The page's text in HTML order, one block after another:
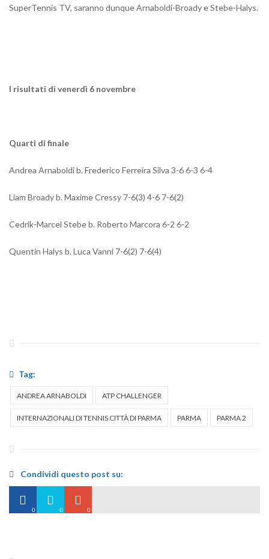
SuperTennis TV, saranno dunque Arnaboldi-Broady e Stebe-Halys.
I risultati di venerdì 6 novembre
Quarti di finale
Andrea Arnaboldi b. Frederico Ferreira Silva 3-6 6-3 6-4
Liam Broady b. Maxime Cressy 7-6(3) 4-6 7-6(2)
Cedrik-Marcel Stebe b. Roberto Marcora 6-2 6-2
Quentin Halys b. Luca Vanni 7-6(2) 7-6(4)
Tag:
ANDREA ARNABOLDI ATP CHALLENGER
INTERNAZIONALI DI TENNIS CITTÀ DI PARMA PARMA PARMA 2
Condividi questo post su:
0 0 0